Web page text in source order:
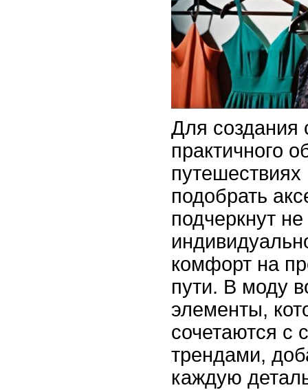
Для создания
практичного
подобрать
подчеркнут
комфорт на
пути. В моду
элементы,
сочетаются с
трендами,
каждую